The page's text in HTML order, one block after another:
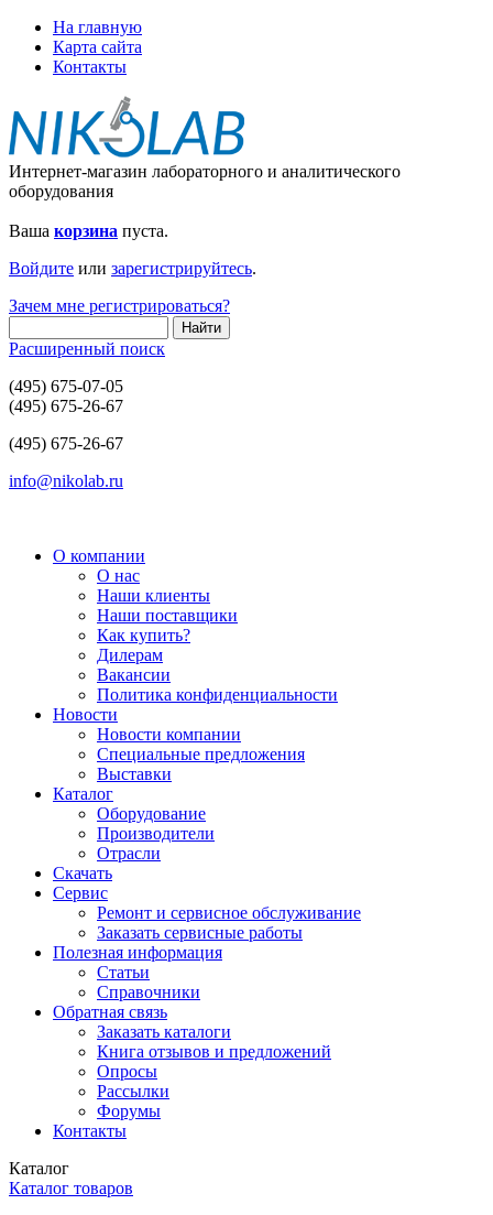
На главную
Карта сайта
Контакты
Интернет-магазин лабораторного и аналитического
оборудования
Ваша корзина пуста.
Войдите или зарегистрируйтесь.
Зачем мне регистрироваться?
Расширенный поиск
(495) 675-07-05
(495) 675-26-67
(495) 675-26-67
info@nikolab.ru
О компании
О нас
Наши клиенты
Наши поставщики
Как купить?
Дилерам
Вакансии
Политика конфиденциальности
Новости
Новости компании
Специальные предложения
Выставки
Каталог
Оборудование
Производители
Отрасли
Скачать
Сервис
Ремонт и сервисное обслуживание
Заказать сервисные работы
Полезная информация
Статьи
Справочники
Обратная связь
Заказать каталоги
Книга отзывов и предложений
Опросы
Рассылки
Форумы
Контакты
Каталог
Каталог товаров